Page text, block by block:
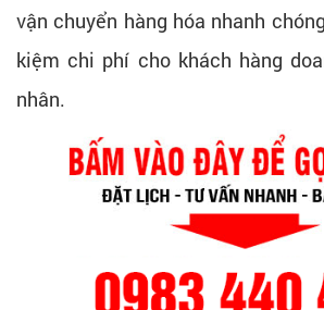
vận chuyển hàng hóa nhanh
kiệm chi phí cho khách hàng
nhân.